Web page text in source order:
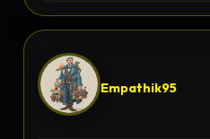
Empathik95